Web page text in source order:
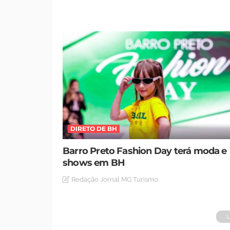
DIRETO DE BH
Barro Preto Fashion Day terá moda e
shows em BH
Redação Jornal MG Turismo